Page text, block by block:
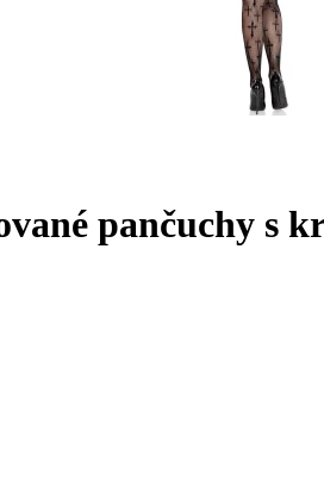
pančuchy s